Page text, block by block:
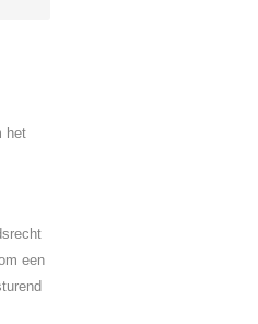
het
een